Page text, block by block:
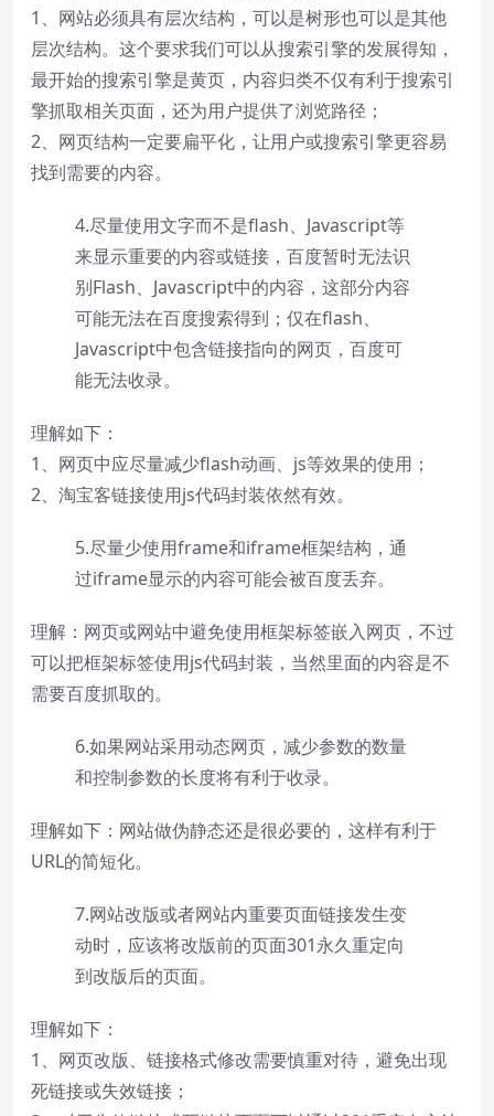
1、网站必须具有层次结构，可以是树形也可以是其他
层次结构。这个要求我们可以从搜索引擎的发展得知，
最开始的搜索引擎是黄页，内容归类不仅有利于搜索引
擎抓取相关页面，还为用户提供了浏览路径；
2、网页结构一定要扁平化，让用户或搜索引擎更容易
找到需要的内容。
4.尽量使用文字而不是flash、Javascript等
来显示重要的内容或链接，百度暂时无法识
别Flash、Javascript中的内容，这部分内容
可能无法在百度搜索得到；仅在flash、
Javascript中包含链接指向的网页，百度可
能无法收录。
理解如下：
1、网页中应尽量减少flash动画、js等效果的使用；
2、淘宝客链接使用js代码封装依然有效。
5.尽量少使用frame和iframe框架结构，通
过iframe显示的内容可能会被百度丢弃。
理解：网页或网站中避免使用框架标签嵌入网页，不过
可以把框架标签使用js代码封装，当然里面的内容是不
需要百度抓取的。
6.如果网站采用动态网页，减少参数的数量
和控制参数的长度将有利于收录。
理解如下：网站做伪静态还是很必要的，这样有利于
URL的简短化。
7.网站改版或者网站内重要页面链接发生变
动时，应该将改版前的页面301永久重定向
到改版后的页面。
理解如下：
1、网页改版、链接格式修改需要慎重对待，避免出现
死链接或失效链接；